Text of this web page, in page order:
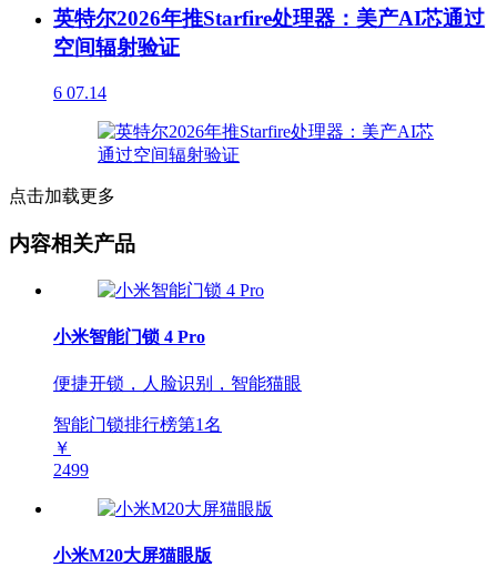
英特尔2026年推Starfire处理器：美产AI芯通过
空间辐射验证
6 07.14
点击加载更多
内容相关产品
小米智能门锁 4 Pro
便捷开锁，人脸识别，智能猫眼
智能门锁排行榜第1名
￥
2499
小米M20大屏猫眼版